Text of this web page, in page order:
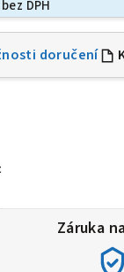
bez DPH
doručení
Záruka